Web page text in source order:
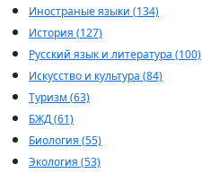
Иностраные языки (134)
История (127)
Русский язык и литература (100)
Искусство и культура (84)
Туризм (63)
БЖД (61)
Биология (55)
Экология (53)